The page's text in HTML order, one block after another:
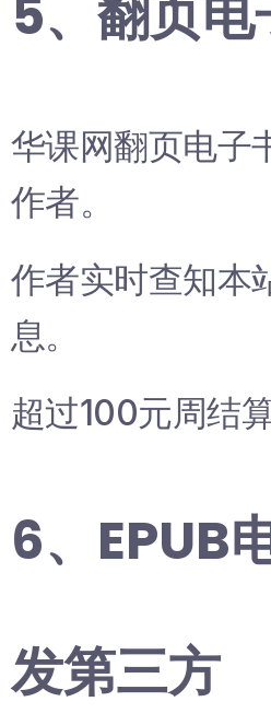
5、翻页
华课网翻页电子
作者。
作者实时查知本
息。
超过100元周结算
6、EPUB
发第三方